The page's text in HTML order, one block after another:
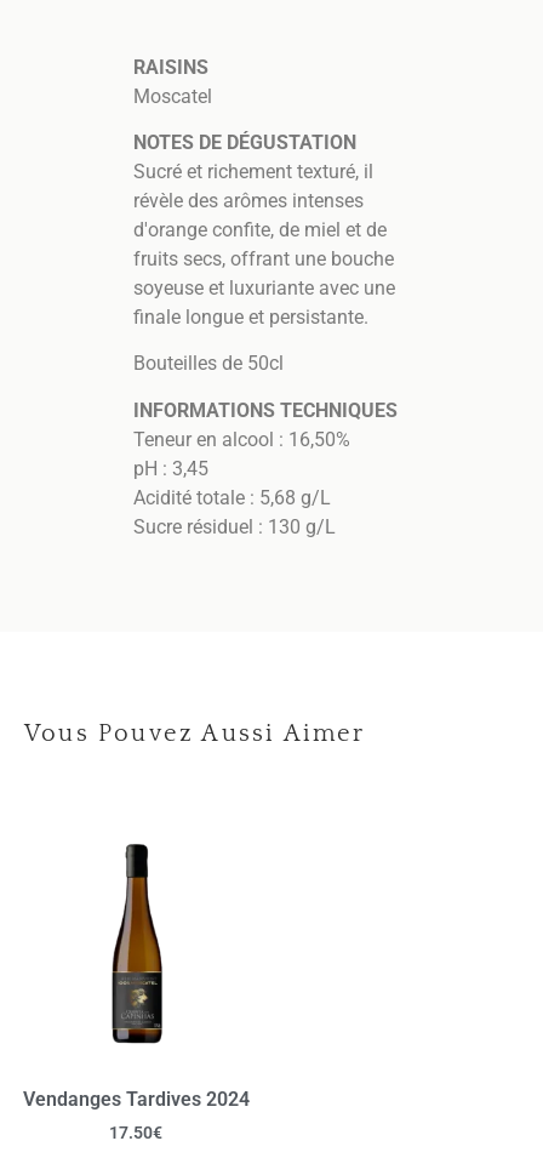
RAISINS
Moscatel
NOTES DE DÉGUSTATION
Sucré et richement texturé, il
révèle des arômes intenses
d'orange confite, de miel et de
fruits secs, offrant une bouche
soyeuse et luxuriante avec une
finale longue et persistante.
Bouteilles de 50cl
INFORMATIONS TECHNIQUES
Teneur en alcool : 16,50%
pH : 3,45
Acidité totale : 5,68 g/L
Sucre résiduel : 130 g/L
Vous Pouvez Aussi Aimer
Vendanges Tardives 2024
17.50€